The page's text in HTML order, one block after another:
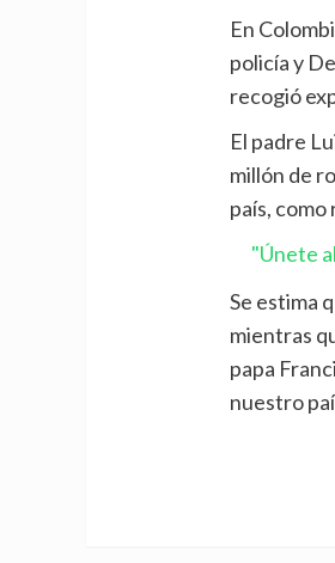
En
policía y
recogió
El padre
millón de
país,
"Únete
Se estima
mientras
papa
nuestro